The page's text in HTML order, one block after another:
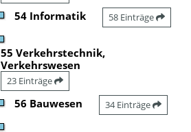
54 Informatik 58 Einträge
55 Verkehrstechnik,
Verkehrswesen
23 Einträge
56 Bauwesen 34 Einträge